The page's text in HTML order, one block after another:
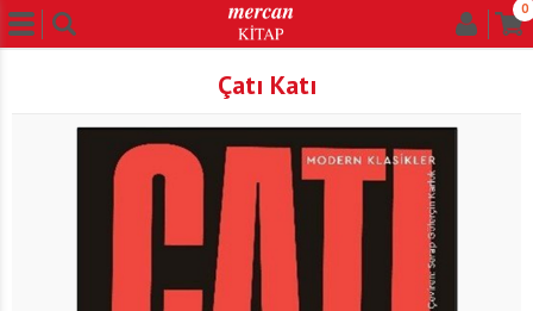
0
Çatı Katı